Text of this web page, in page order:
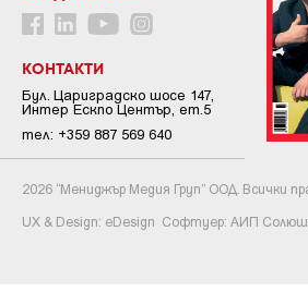
КОНТАКТИ
Бул. Цариградско шосе 147,
Интер Ескпо Център, ет.5
тел: +359 887 569 640
2026 “Мениджър Медия Груп” ООД. Всички
UX & Design: eDesign Софтуер: АИП